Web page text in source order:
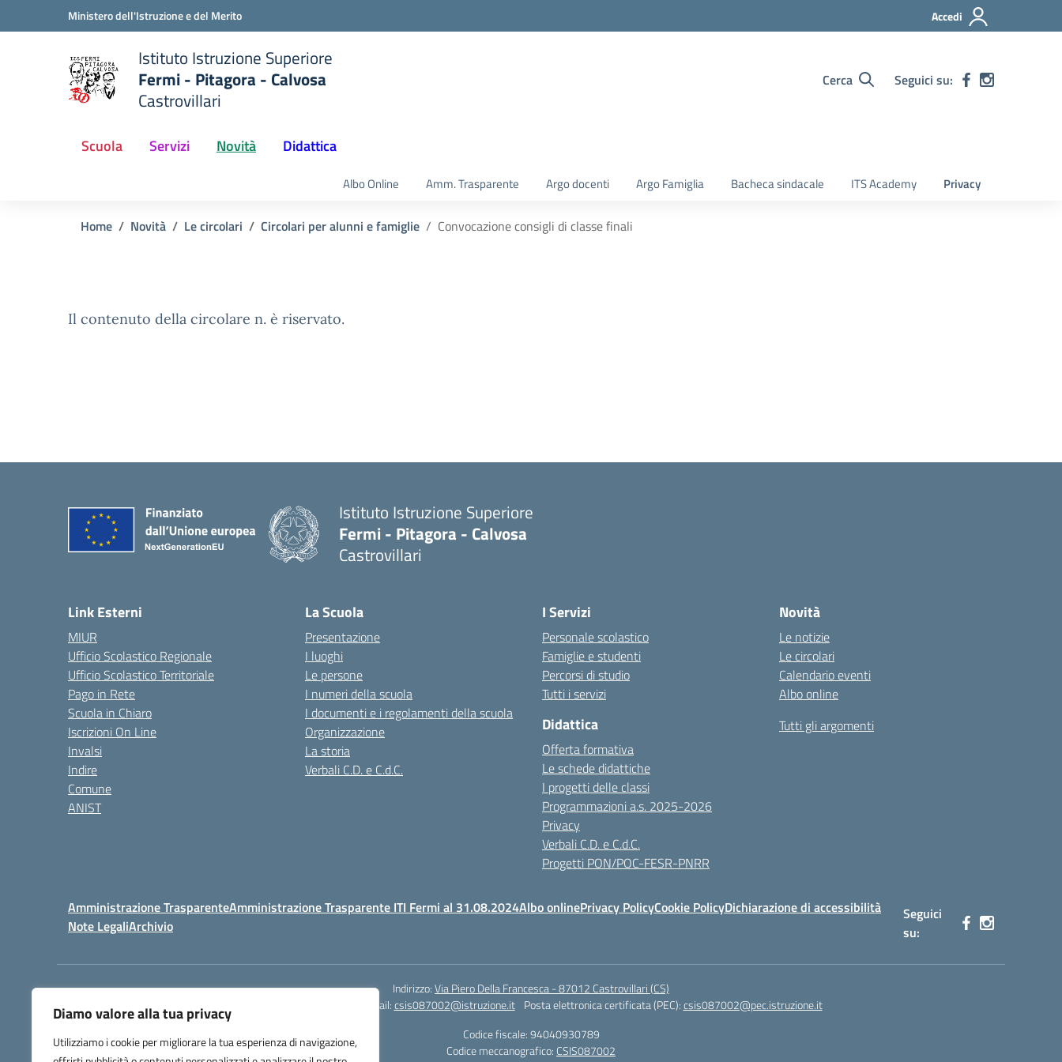
Diamo valore alla tua privacy
Utilizziamo i cookie per migliorare la tua esperienza di navigazione,
Vai ai contenuti
Vai al menu di navigazioneMinistero dell'Istruzione e del Merito Accedi
Istituto Istruzione Superiore
Fermi - Pitagora - Calvosa
Castrovillari
Cerca Seguici su:
Scuola Servizi Novità Didattica
Albo Online Amm. Trasparente Argo docenti Argo Famiglia Bacheca sindacale ITS Academy Privacy
Home Novità Le circolari Circolari per alunni e famiglie Convocazione consigli di classe finali
Il contenuto della circolare n. è riservato.
Istituto Istruzione Superiore
Fermi - Pitagora - Calvosa
Castrovillari
Link Esterni
MIUR
Ufficio Scolastico Regionale
Ufficio Scolastico Territoriale
Pago in Rete
Scuola in Chiaro
Iscrizioni On Line
Invalsi
Indire
Comune
ANIST
La Scuola
Presentazione
I luoghi
Le persone
I numeri della scuola
I documenti e i regolamenti della scuola
Organizzazione
La storia
Verbali C.D. e C.d.C.
I Servizi
Personale scolastico
Famiglie e studenti
Percorsi di studio
Tutti i servizi
Didattica
Offerta formativa
Le schede didattiche
I progetti delle classi
Programmazioni a.s. 2025-2026
Privacy
Verbali C.D. e C.d.C.
Progetti PON/POC-FESR-PNRR
Novità
Le notizie
Le circolari
Calendario eventi
Albo online
Tutti gli argomenti
Amministrazione TrasparenteAmministrazione Trasparente ITI Fermi al 31.08.2024Albo onlinePrivacy PolicyCookie PolicyDichiarazione di accessibilità
Note LegaliArchivio
Seguici
su:
Indirizzo:Via Piero Della Francesca - 87012 Castrovillari (CS)
Email:csis087002@istruzione.it Posta elettronica certificata (PEC):csis087002@pec.istruzione.it
Codice fiscale: 94040930789
Codice meccanografico: CSIS087002